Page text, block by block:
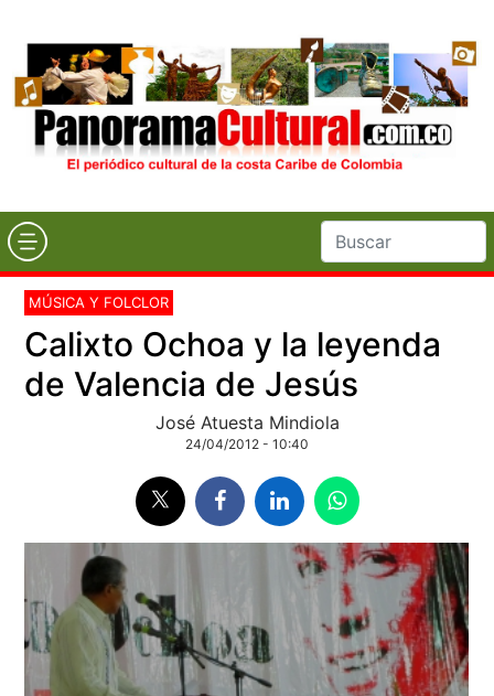
MÚSICA Y FOLCLOR
Calixto Ochoa y la leyenda
de Valencia de Jesús
José Atuesta Mindiola
24/04/2012 - 10:40